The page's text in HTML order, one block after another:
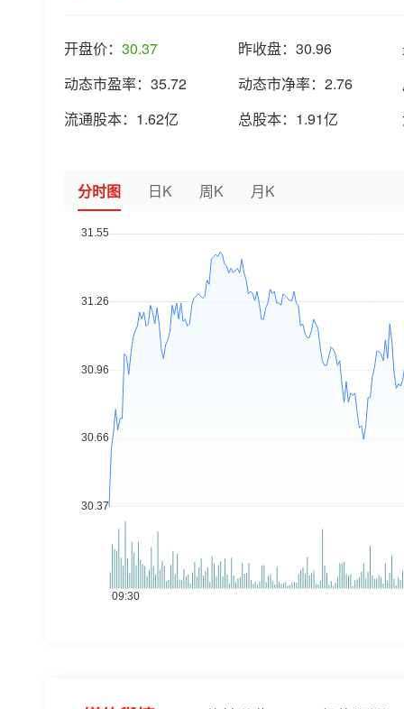
开盘价： 30.37 昨收盘： 30.96
动态市盈率： 35.72 动态市净率： 2.76
流通股本： 1.62亿 总股本： 1.91亿
分时图 日K 周K 月K